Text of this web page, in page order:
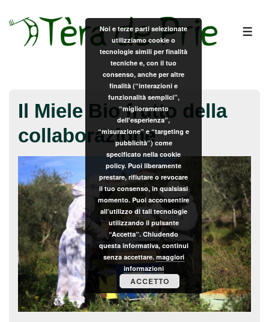
Vai
Il Miele Bio frutto della
collaborazione
Noi e terze parti selezionate
utilizziamo cookie o
tecnologie simili per finalità
tecniche e, con il tuo
consenso, anche per altre
finalità (“interazioni e
funzionalità semplici”,
“miglioramento
dell'esperienza”,
“misurazione” e “targeting e
pubblicità”) come
specificato nella cookie
policy. Puoi liberamente
prestare, rifiutare o revocare
il tuo consenso, in qualsiasi
momento. Puoi acconsentire
all’utilizzo di tali tecnologie
utilizzando il pulsante
“Accetta”. Chiudendo
questa informativa, continui
senza accettare. maggiori
informazioni
ACCETTO